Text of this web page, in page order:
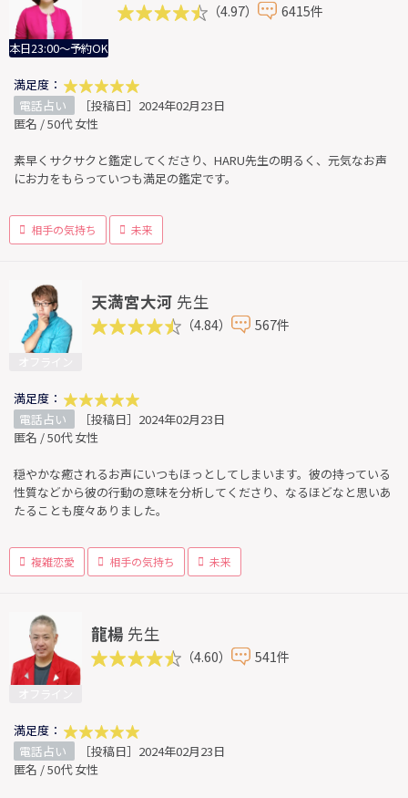
本日23:00～予約OK
（4.97） 6415件
満足度：
電話占い
［投稿日］2024年02月23日
匿名 / 50代 女性
素早くサクサクと鑑定してくださり、HARU先生の明るく、元気なお声
にお力をもらっていつも満足の鑑定です。
相手の気持ち 未来
天満宮大河 先生
（4.84） 567件
満足度：
電話占い
［投稿日］2024年02月23日
匿名 / 50代 女性
穏やかな癒されるお声にいつもほっとしてしまいます。彼の持っている
性質などから彼の行動の意味を分析してくださり、なるほどなと思いあ
たることも度々ありました。
複雑恋愛 相手の気持ち 未来
龍楊 先生
（4.60） 541件
満足度：
電話占い
［投稿日］2024年02月23日
匿名 / 50代 女性